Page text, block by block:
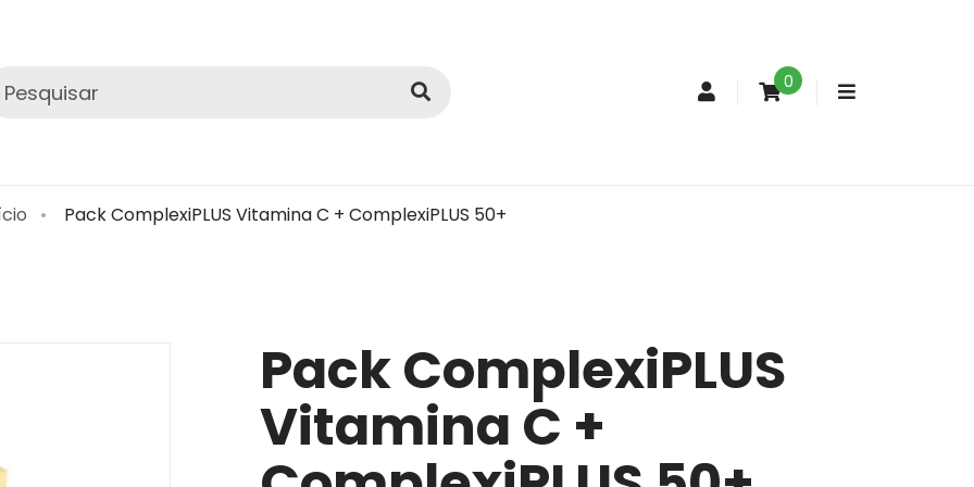
Conta 0
Pack ComplexiPLUS Vitamina C + ComplexiPLUS 50+
Pack ComplexiPLUS
Vitamina C +